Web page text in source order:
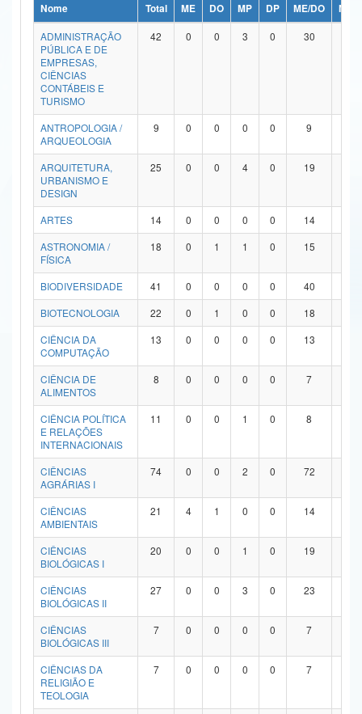
Ministério da Ciência, Tecnologia, Inovações e Comunicações
Ministério do Meio Ambiente
Ministério do Turismo
Ministério do Desenvolvimento Regional
Controladoria-Geral da União
Ministério da Mulher, da Família e dos Direitos Humanos
Secretaria de Governo
Advocacia-Geral da União
Banco Central do Brasil
Nome Total ME DO MP DP ME/DO
MP/
ADMINISTRAÇÃO
PÚBLICA E DE
EMPRESAS,
CIÊNCIAS
CONTÁBEIS E
TURISMO
42 0 0 3 0 30
ANTROPOLOGIA /
ARQUEOLOGIA
9 0 0 0 0 9
ARQUITETURA,
URBANISMO E
DESIGN
25 0 0 4 0 19
ARTES 14 0 0 0 0 14
ASTRONOMIA /
FÍSICA
18 0 1 1 0 15
BIODIVERSIDADE 41 0 0 0 0 40
BIOTECNOLOGIA
22 0 1 0 0 18
CIÊNCIA DA
COMPUTAÇÃO
13 0 0 0 0 13
CIÊNCIA DE
ALIMENTOS
8 0 0 0 0 7
CIÊNCIA POLÍTICA
E RELAÇÕES
INTERNACIONAIS
11 0 0 1 0 8
CIÊNCIAS
AGRÁRIAS I
74 0 0 2 0 72
CIÊNCIAS
AMBIENTAIS
21 4 1 0 0 14
CIÊNCIAS
BIOLÓGICAS I
20 0 0 1 0 19
CIÊNCIAS
BIOLÓGICAS II
27 0 0 3 0 23
CIÊNCIAS
BIOLÓGICAS III
7 0 0 0 0 7
CIÊNCIAS DA
RELIGIÃO E
TEOLOGIA
7 0 0 0 0 7